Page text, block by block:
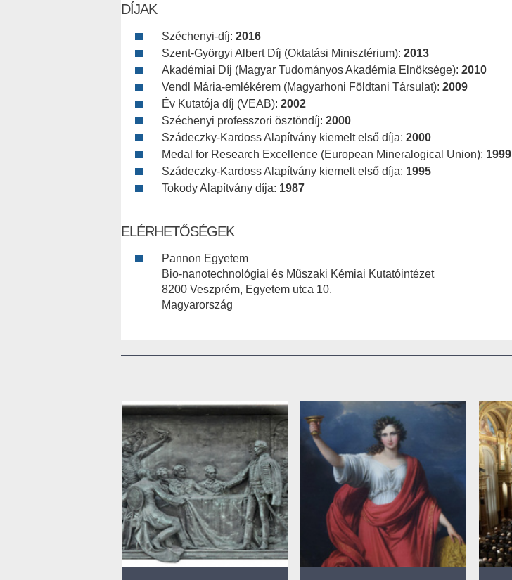
DÍJAK
Széchenyi-díj: 2016
Szent-Györgyi Albert Díj (Oktatási Minisztérium): 2013
Akadémiai Díj (Magyar Tudományos Akadémia Elnöksége): 2010
Vendl Mária-emlékérem (Magyarhoni Földtani Társulat): 2009
Év Kutatója díj (VEAB): 2002
Széchenyi professzori ösztöndíj: 2000
Szádeczky-Kardoss Alapítvány kiemelt első díja: 2000
Medal for Research Excellence (European Mineralogical Union): 1999
Szádeczky-Kardoss Alapítvány kiemelt első díja: 1995
Tokody Alapítvány díja: 1987
ELÉRHETŐSÉGEK
Pannon Egyetem
Bio-nanotechnológiai és Műszaki Kémiai Kutatóintézet
8200 Veszprém, Egyetem utca 10.
Magyarország